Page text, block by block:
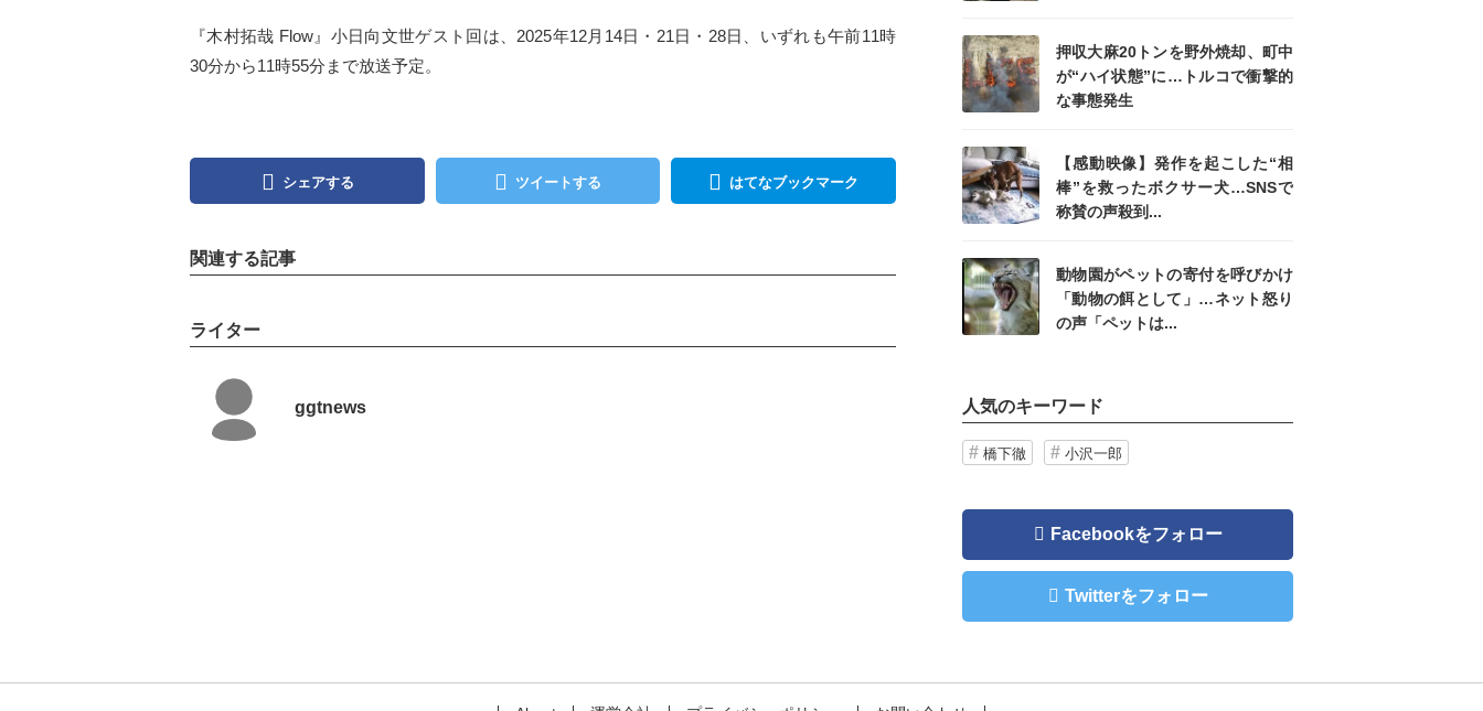
『木村拓哉 Flow』小日向文世ゲスト回は、2025年12月14日・21日・28日、いずれも午前11時
30分から11時55分まで放送予定。
シェアする ツイートする はてなブックマーク
関連する記事
ライター
ggtnews
押収大麻20トンを野外焼却、町中
が“ハイ状態”に…トルコで衝撃的
な事態発生
記事を読む
【感動映像】発作を起こした“相
棒”を救ったボクサー犬…SNSで
称賛の声殺到...
動物園がペットの寄付を呼びかけ
「動物の餌として」…ネット怒り
の声「ペットは...
人気のキーワード
橋下徹 小沢一郎
Facebookをフォロー
Twitterをフォロー